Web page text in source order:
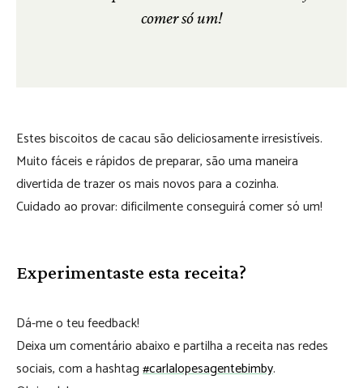
comer só um!
Estes biscoitos de cacau são deliciosamente irresistíveis.
Muito fáceis e rápidos de preparar, são uma maneira
divertida de trazer os mais novos para a cozinha.
Cuidado ao provar: dificilmente conseguirá comer só um!
Experimentaste esta receita?
Dá-me o teu feedback!
Deixa um comentário abaixo e partilha a receita nas redes
sociais, com a hashtag#carlalopesagentebimby.